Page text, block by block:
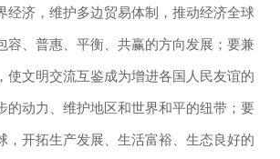
经济，维护多边贸易体制，推动经济全球
容、普惠、平衡、共赢的方向发展；要兼
使文明交流互鉴成为增进各国人民友谊的
的动力、维护地区和世界和平的纽带；要
，开拓生产发展、生活富裕、生态良好的